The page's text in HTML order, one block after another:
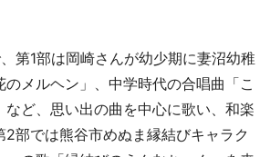
第1部は岡崎さんが幼少期に妻沼幼稚
のメルヘン」、中学時代の合唱曲「こ
など、思い出の曲を中心に歌い、和楽
部では熊谷市めぬま縁結びキャラク